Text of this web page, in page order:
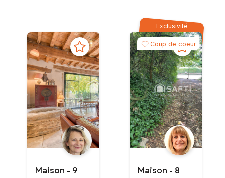
Maison - 9
Exclusivité
Coup de coeur
Maison - 8